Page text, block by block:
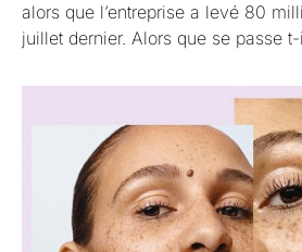
alors que l’entreprise a levé 80
juillet dernier. Alors que se passe